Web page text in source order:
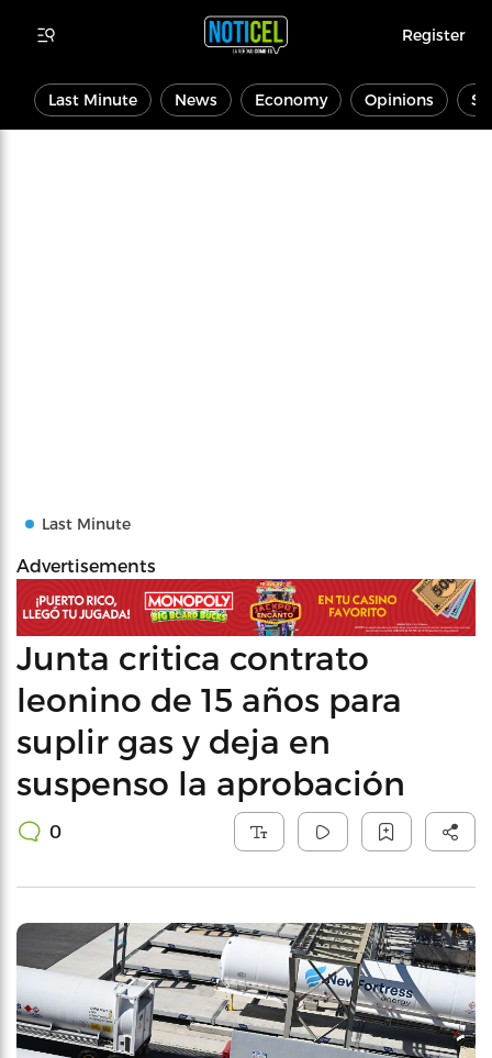
Register
Last Minute News Economy Opinions
Last Minute
Advertisements
Junta critica contrato
leonino de 15 años para
suplir gas y deja en
suspenso la aprobación
0